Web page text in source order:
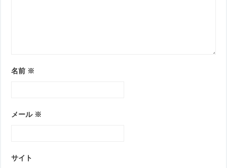
名前 ※
メール ※
サイト